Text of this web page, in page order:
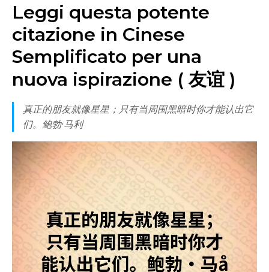
Leggi questa potente
citazione in Cinese
Semplificato per una
nuova ispirazione ( 友谊 )
真正的朋友就像星星；只有当周围黑暗时你才能认出它
们。鲍勃·马利